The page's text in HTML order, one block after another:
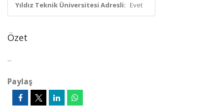
Yıldız Teknik Üniversitesi Adresli: Evet
Özet
--
Paylaş